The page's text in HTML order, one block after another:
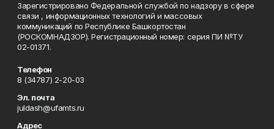
Зарегистрировано Федеральной службой по надзору в сфере
связи , информационных технологий и массовых
коммуникаций по Республике Башкортостан
(РОСКОМНАДЗОР). Регистрационный номер: серия ПИ №ТУ
02-01371.
Телефон
8 (34787) 2-20-03
Эл. почта
juldash@ufamts.ru
Адрес